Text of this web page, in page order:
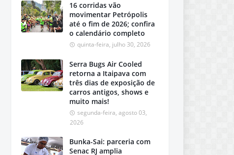
16 corridas vão
movimentar Petrópolis
até o fim de 2026; confira
o calendário completo
quinta-feira, julho 30, 2026
Serra Bugs Air Cooled
retorna a Itaipava com
três dias de exposição de
carros antigos, shows e
muito mais!
segunda-feira, agosto 03,
2026
Bunka-Sai: parceria com
Senac RJ amplia